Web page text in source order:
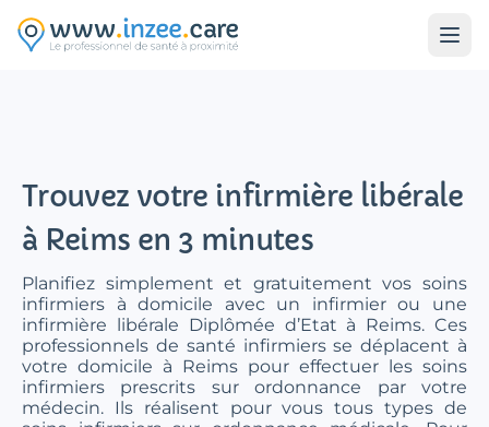
Trouvez votre infirmière libérale
à Reims en 3 minutes
Planifiez simplement et gratuitement vos soins
infirmiers à domicile avec un infirmier ou une
infirmière libérale Diplômée d’Etat à Reims. Ces
professionnels de santé infirmiers se déplacent à
votre domicile à Reims pour effectuer les soins
infirmiers prescrits sur ordonnance par votre
médecin. Ils réalisent pour vous tous types de